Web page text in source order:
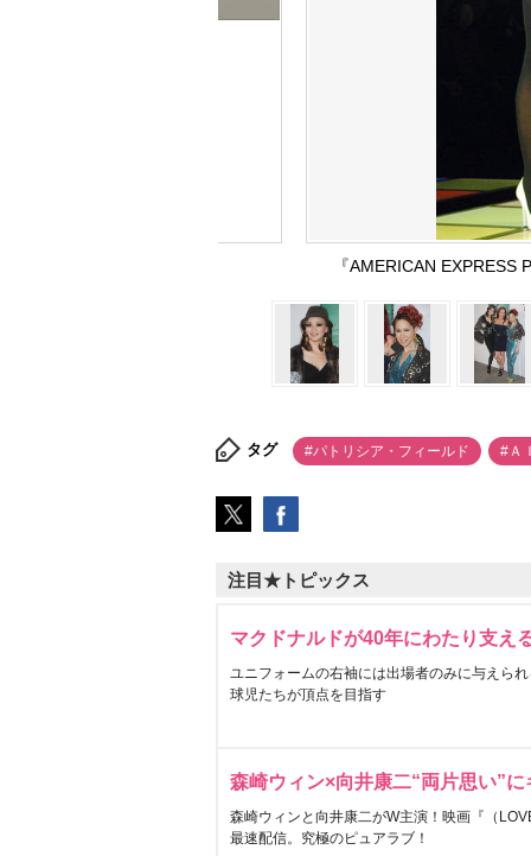
『AMERICAN
タグ #パトリシア・フィールド #Ａ
注目★トピックス
マクドナルドが40年にわたり支え
ユニフォームの右袖には出場者のみに与えら
球児たちが頂点を目指す
森崎ウィン×向井康二“両片思い”
森崎ウィンと向井康二がW主演！映画『（
最速配信。究極のピュアラブ！